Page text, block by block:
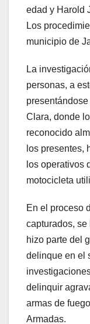
edad y Harold
Los
municipio de
La
personas, a
Clara, donde
reconocido
los presentes,
los operativos
motocicleta
En el proceso
capturados,
hizo parte del
delinque en el
delinquir
armas de
Armadas.